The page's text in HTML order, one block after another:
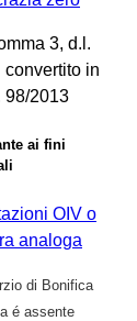
3, d.l.
in
98/2013
ai fini
OIV o
analoga
di Bonifica
é assente